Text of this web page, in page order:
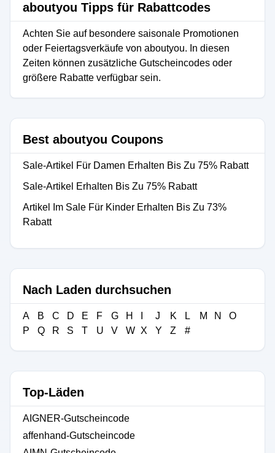
aboutyou Tipps für Rabattcodes
Achten Sie auf besondere saisonale Promotionen
oder Feiertagsverkäufe von aboutyou. In diesen
Zeiten können zusätzliche Gutscheincodes oder
größere Rabatte verfügbar sein.
Best aboutyou Coupons
Sale-Artikel Für Damen Erhalten Bis Zu 75% Rabatt
Sale-Artikel Erhalten Bis Zu 75% Rabatt
Artikel Im Sale Für Kinder Erhalten Bis Zu 73%
Rabatt
Nach Laden durchsuchen
A B C D E F G H J K L M N
O
P
Q R S T U V W X Y Z #
Top-Läden
AIGNER-Gutscheincode
affenhand-Gutscheincode